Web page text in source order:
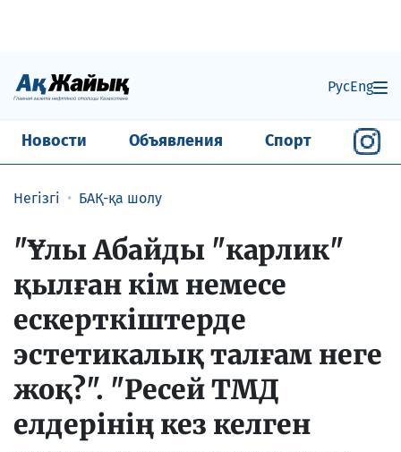
РусEng
Новости Объявления Спорт
Негізгі БАҚ-қа шолу
"Ұлы Абайды "карлик"
қылған кім немесе
ескерткіштерде
эстетикалық талғам неге
жоқ?". "Ресей ТМД
елдерінің кез келген